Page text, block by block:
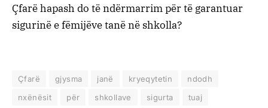
Çfarë hapash do të ndërmarrim për të garantuar
sigurinë e fëmijëve tanë në shkolla?
Çfarë gjysma janë kryeqytetin
ndodh
nxënësit
për shkollave sigurta tuaj